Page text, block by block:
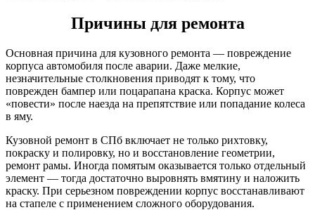
Причины для ремонта
Основная причина для кузовного ремонта — повреждение
корпуса автомобиля после аварии. Даже мелкие,
незначительные столкновения приводят к тому, что
поврежден бампер или поцарапана краска. Корпус может
«повести» после наезда на препятствие или попадание колеса
в яму.
Кузовной ремонт в СПб включает не только рихтовку,
покраску и полировку, но и восстановление геометрии,
ремонт рамы. Иногда помятым оказывается только отдельный
элемент — тогда достаточно выровнять вмятину и наложить
краску. При серьезном повреждении корпус восстанавливают
на стапеле с применением сложного оборудования.